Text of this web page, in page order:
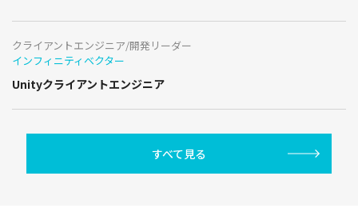
クライアントエンジニア/開発リーダー
インフィニティベクター
Unityクライアントエンジニア
すべて見る